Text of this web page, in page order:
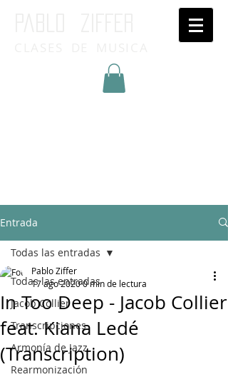
Entrada
Todas las entradas
Jacob Collier
Transcripciones
Armonía de Jazz
Rearmonización
Todas las entradas
In Too Deep - Jacob Collier
feat. Kiana Ledé
(Transcription)
Pablo Ziffer
17 ago 20200 min de lectura